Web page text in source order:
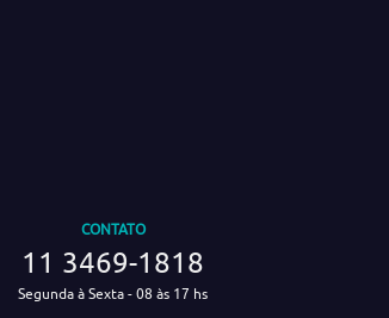
CONTATO
11 3469-1818
Segunda à Sexta - 08 às 17 hs